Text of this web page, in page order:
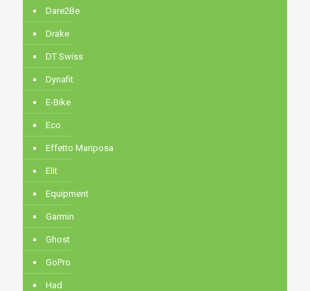
Dare2Be
Drake
DT Swiss
Dynafit
E-Bike
Eco
Effetto Mariposa
Elit
Equipment
Garmin
Ghost
GoPro
Had